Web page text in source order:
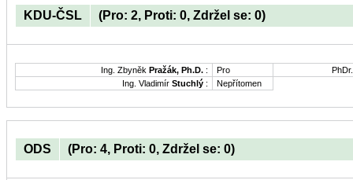
KDU-ČSL (Pro: 2, Proti: 0, Zdržel se: 0)
Ing. Zbyněk Pražák, Ph.D. : Pro
Ing. Vladimír Stuchlý : Nepřítomen
ODS (Pro: 4, Proti: 0, Zdržel se: 0)